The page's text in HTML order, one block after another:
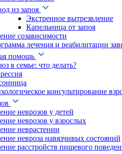
из запоя
Экстренное вытрезвление
Капельница от запоя
созависимости
лечения и реабилитации
помощь
в семье: что делать?
консультирование
неврозов у детей
неврозов у взрослых
неврастении
невроза навязчивых состояний
расстройств пищевого